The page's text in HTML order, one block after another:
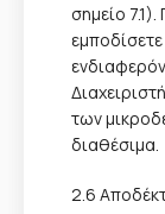
σημείο
των
διαθέσιμα.
2.6